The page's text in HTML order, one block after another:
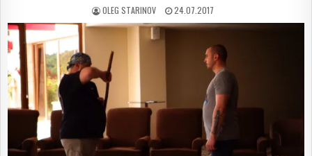
АВТОР:
OLEG STARINOV ДАТА ПУБЛИКАЦИИ:
24.07.2017